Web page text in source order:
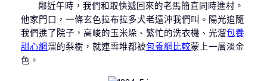
鄰近午時，我們和取快遞回來的老馬簡直同時進村。
他家門口，一條玄色拉布拉多犬老遠沖我們叫。陽光追隨
我們進了院子，高峻的玉米垛、繁忙的洗衣機、光溜包養
甜心網溜的梨樹，就連雪堆都被包養網比較蒙上一層淡金
色。